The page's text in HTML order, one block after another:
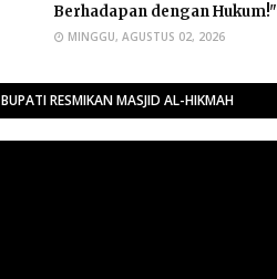
Berhadapan dengan Hukum!"
MINGGU, AGUSTUS 02, 2026
BUPATI RESMIKAN MASJID AL-HIKMAH